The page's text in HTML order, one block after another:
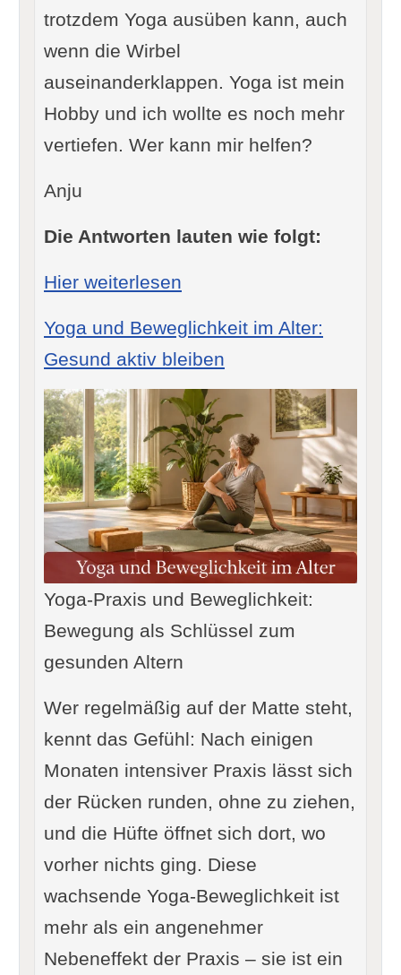
trotzdem Yoga ausüben kann, auch
wenn die Wirbel
auseinanderklappen. Yoga ist mein
Hobby und ich wollte es noch mehr
vertiefen. Wer kann mir helfen?
Anju
Die Antworten lauten wie folgt:
Hier weiterlesen
Yoga und Beweglichkeit im Alter:
Gesund aktiv bleiben
Yoga-Praxis und Beweglichkeit:
Bewegung als Schlüssel zum
gesunden Altern
Wer regelmäßig auf der Matte steht,
kennt das Gefühl: Nach einigen
Monaten intensiver Praxis lässt sich
der Rücken runden, ohne zu ziehen,
und die Hüfte öffnet sich dort, wo
vorher nichts ging. Diese
wachsende Yoga-Beweglichkeit ist
mehr als ein angenehmer
Nebeneffekt der Praxis – sie ist ein